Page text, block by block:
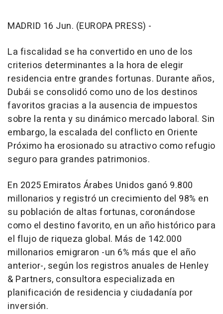
MADRID 16 Jun. (EUROPA PRESS) -
La fiscalidad se ha convertido en uno de los
criterios determinantes a la hora de elegir
residencia entre grandes fortunas. Durante años,
Dubái se consolidó como uno de los destinos
favoritos gracias a la ausencia de impuestos
sobre la renta y su dinámico mercado laboral. Sin
embargo, la escalada del conflicto en Oriente
Próximo ha erosionado su atractivo como refugio
seguro para grandes patrimonios.
En 2025 Emiratos Árabes Unidos ganó 9.800
millonarios y registró un crecimiento del 98% en
su población de altas fortunas, coronándose
como el destino favorito, en un año histórico para
el flujo de riqueza global. Más de 142.000
millonarios emigraron -un 6% más que el año
anterior-, según los registros anuales de Henley
& Partners, consultora especializada en
planificación de residencia y ciudadanía por
inversión.